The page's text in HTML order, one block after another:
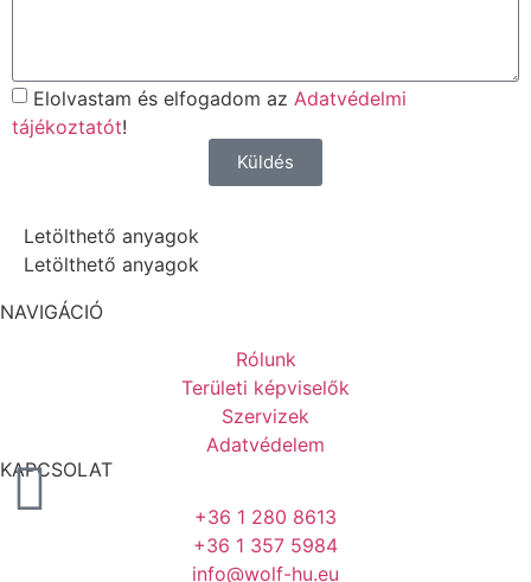
Elolvastam és elfogadom az Adatvédelmi
tájékoztatót!
Küldés
Letölthető anyagok
Letölthető anyagok
NAVIGÁCIÓ
Rólunk
Területi képviselők
Szervizek
Adatvédelem
KAPCSOLAT
+36 1 280 8613
+36 1 357 5984
info@wolf-hu.eu